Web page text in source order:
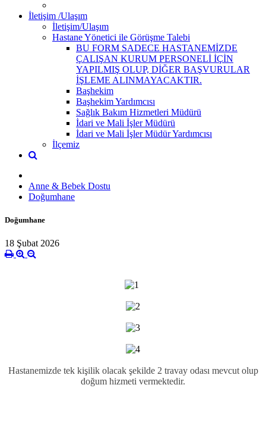
İletişim /Ulaşım
İletişim/Ulaşım
Hastane Yönetici ile Görüşme Talebi
BU FORM SADECE HASTANEMİZDE
ÇALIŞAN KURUM PERSONELİ İÇİN
YAPILMIŞ OLUP, DİĞER BAŞVURULAR
İŞLEME ALINMAYACAKTIR.
Başhekim
Başhekim Yardımcısı
Sağlık Bakım Hizmetleri Müdürü
İdari ve Mali İşler Müdürü
İdari ve Mali İşler Müdür Yardımcısı
İlçemiz
Anne & Bebek Dostu
Doğumhane
Doğumhane
18 Şubat 2026
Hastanemizde tek kişilik olacak şekilde 2 travay odası mevcut olup
doğum hizmeti vermektedir.